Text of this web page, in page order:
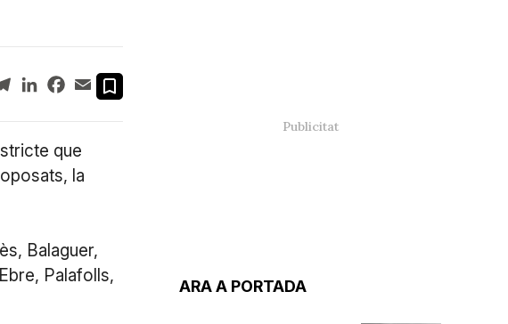
ARA A PORTADA
TelegramLinkedInFacebook
Email
que
la
Balaguer,
Palafolls,